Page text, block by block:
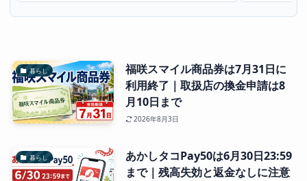
暮らし
福咲スマイル商品券は7月31日に
利用終了｜取扱店の換金申請は8
月10日まで
2026年8月3日
暮らし
あかしタコPay50は6月30日23:59
まで｜残高失効と返金なしに注意